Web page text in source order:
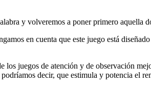
y volveremos a poner primero aquella
en cuenta que este juego está
juegos de atención y de observación
decir, que estimula y potencia el